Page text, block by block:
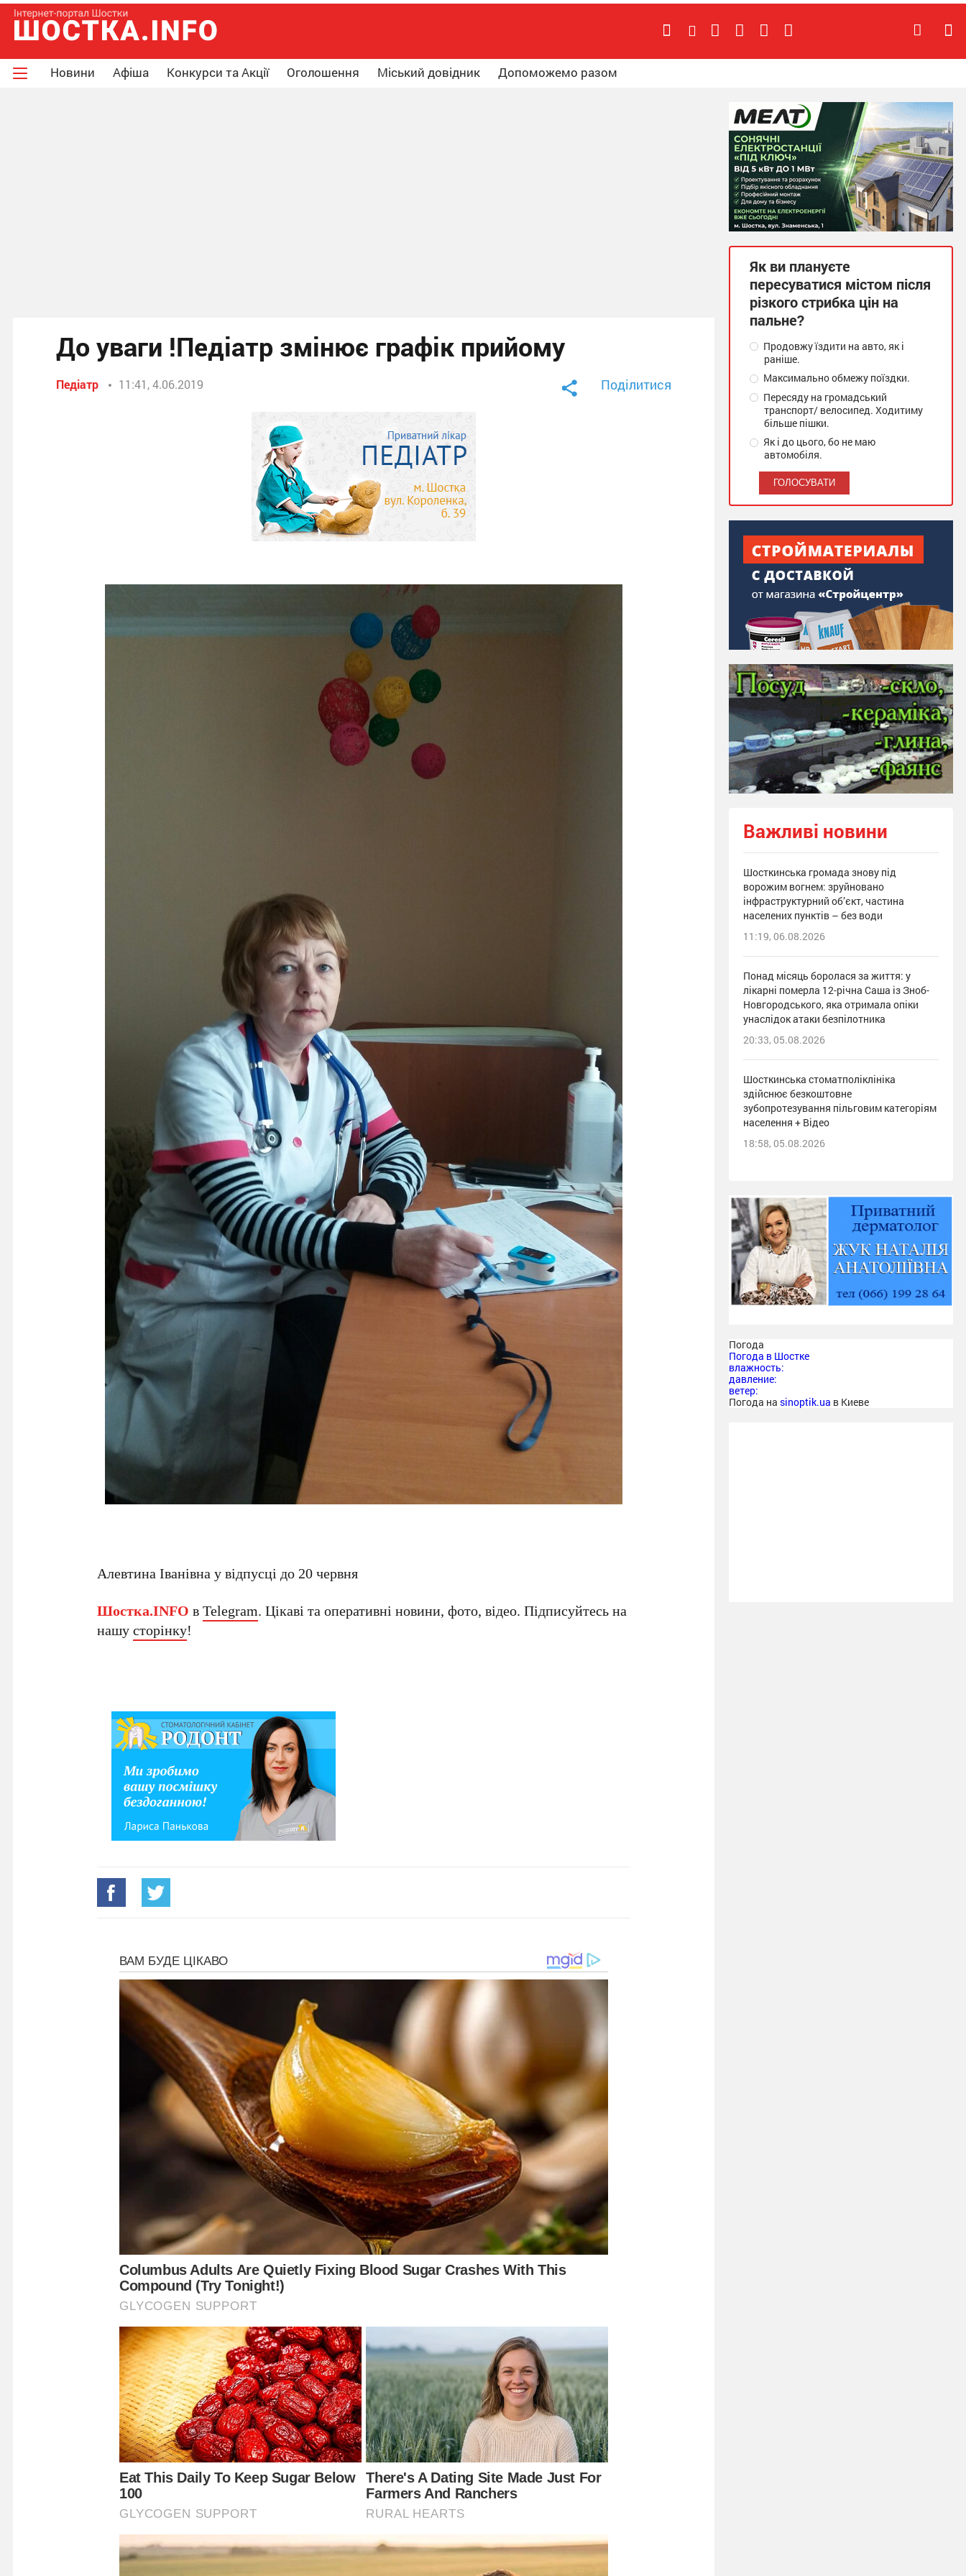
Новини Афіша Конкурси та Акції Оголошення Міський довідник Допоможемо разом
До уваги !Педіатр змінює графік прийому
Педіатр 11:41, 4.06.2019 Поділитися
Алевтина Іванівна у відпусці до 20 червня
Шостка.INFO вTelegram. Цікаві та оперативні новини, фото, відео. Підписуйтесь на
нашусторінку!
Як ви плануєте
пересуватися містом після
різкого стрибка цін на
пальне?
Продовжу їздити на авто, як і
раніше.
Максимально обмежу поїздки.
Пересяду на громадський
транспорт/ велосипед. Ходитиму
більше пішки.
Як і до цього, бо не маю
автомобіля.
Важливі новини
Шосткинська громада знову під
ворожим вогнем: зруйновано
інфраструктурний об’єкт, частина
населених пунктів – без води
11:19, 06.08.2026
Понад місяць боролася за життя: у
лікарні померла 12-річна Саша із Зноб-
Новгородського, яка отримала опіки
унаслідок атаки безпілотника
20:33, 05.08.2026
Шосткинська стоматполіклініка
здійснює безкоштовне
зубопротезування пільговим категоріям
населення + Відео
18:58, 05.08.2026
Погода
Погода в Шостке
влажность:
давление:
ветер:
Погода на sinoptik.ua в Киеве